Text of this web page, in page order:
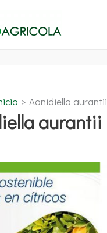
Aonidiella aurantii
aurantii